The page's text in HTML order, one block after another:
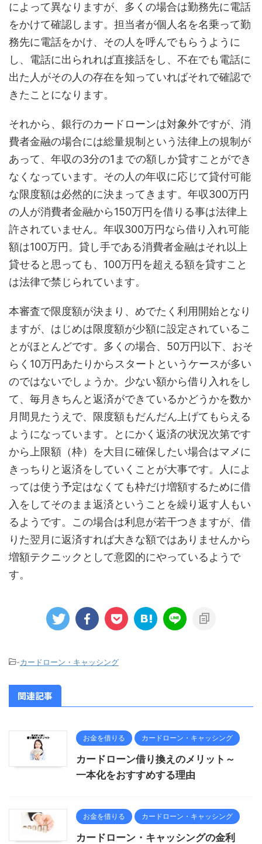
によって異なりますが、多くの場合は勤務先に電話
をかけて確認します。担当者が個人名を名乗って勤
務先に電話をかけ、その人を呼んでもらうように
し、電話に出られれば直接話をし、不在でも電話に
出た人がその人の存在を知っていればそれで確認で
きたことになります。
それから、銀行のカードローンは対象外ですが、消
費者金融の場合には総量規制という法律上の規制が
あって、年収の3分の1までの額しか貸すことができ
なくなっています。その人の年収に応じて貸付可能
な限度額は必然的に決まってきます。年収300万円
の人が消費者金融から150万円を借りる事は法律上
許されていません。年収300万円なら借り入れ可能
額は100万円。貸し手である消費者金融はそれ以上
貸せると思っても、100万円を超える額を貸すこと
は法律で禁じられています。
本審査で限度額が決まり、めでたく利用開始となり
ますが、はじめは限度額が少額に設定されているこ
とがほとんどです。多くの場合、50万円以下、おそ
らく10万円あたりからスタートというケースが多い
のではないでしょうか。少ない額から借り入れをし
て、毎月きちんと返済ができているかどうかを数か
月間見たうえで、限度額もだんだん上げてもらえる
ようになっています。とにかく返済の状況次第です
から上限額（枠）を大目に確保したい場合はマメに
きっちりと返済をしていくことが大事です。人によ
っては使う予定はなくても枠だけ増額するために借
入をしてそのまま返済ということを繰り返す人もい
るようです。この場合は利息が若干つきますが、借
りた翌月に返済すれば大きな額ではありませんから
増額テクニックとして意図的にやっているようで
す。
-カードローン・キャッシング
関連記事
お金を借りる カードローン・キャッシング
カードローン借り換えのメリット～
一本化をおすすめする理由
お金を借りる カードローン・キャッシング
カードローン・キャッシングの金利